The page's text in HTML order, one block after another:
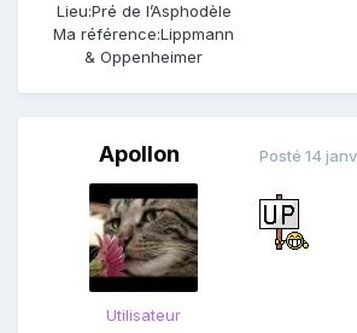
Lieu:Pré de l’Asphodèle
Ma référence:Lippmann
& Oppenheimer
Apollon
Utilisateur
Posté 14